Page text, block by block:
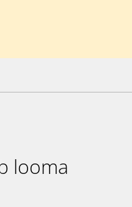
looma